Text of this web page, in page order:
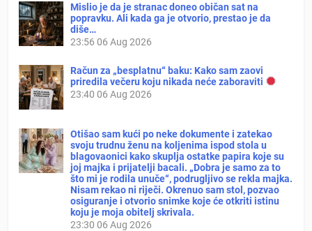
Mislio je da je stranac doneo običan sat na
popravku. Ali kada ga je otvorio, prestao je da
diše…
23:56 06 Aug 2026
Račun za „besplatnu“ baku: Kako sam zaovi
priredila večeru koju nikada neće zaboraviti
23:40 06 Aug 2026
Otišao sam kući po neke dokumente i zatekao
svoju trudnu ženu na koljenima ispod stola u
blagovaonici kako skuplja ostatke papira koje su
joj majka i prijatelji bacali. „Dobra je samo za to
što mi je rodila unuče“, podrugljivo se rekla majka.
Nisam rekao ni riječi. Okrenuo sam stol, pozvao
osiguranje i otvorio snimke koje će otkriti istinu
koju je moja obitelj skrivala.
23:30 06 Aug 2026